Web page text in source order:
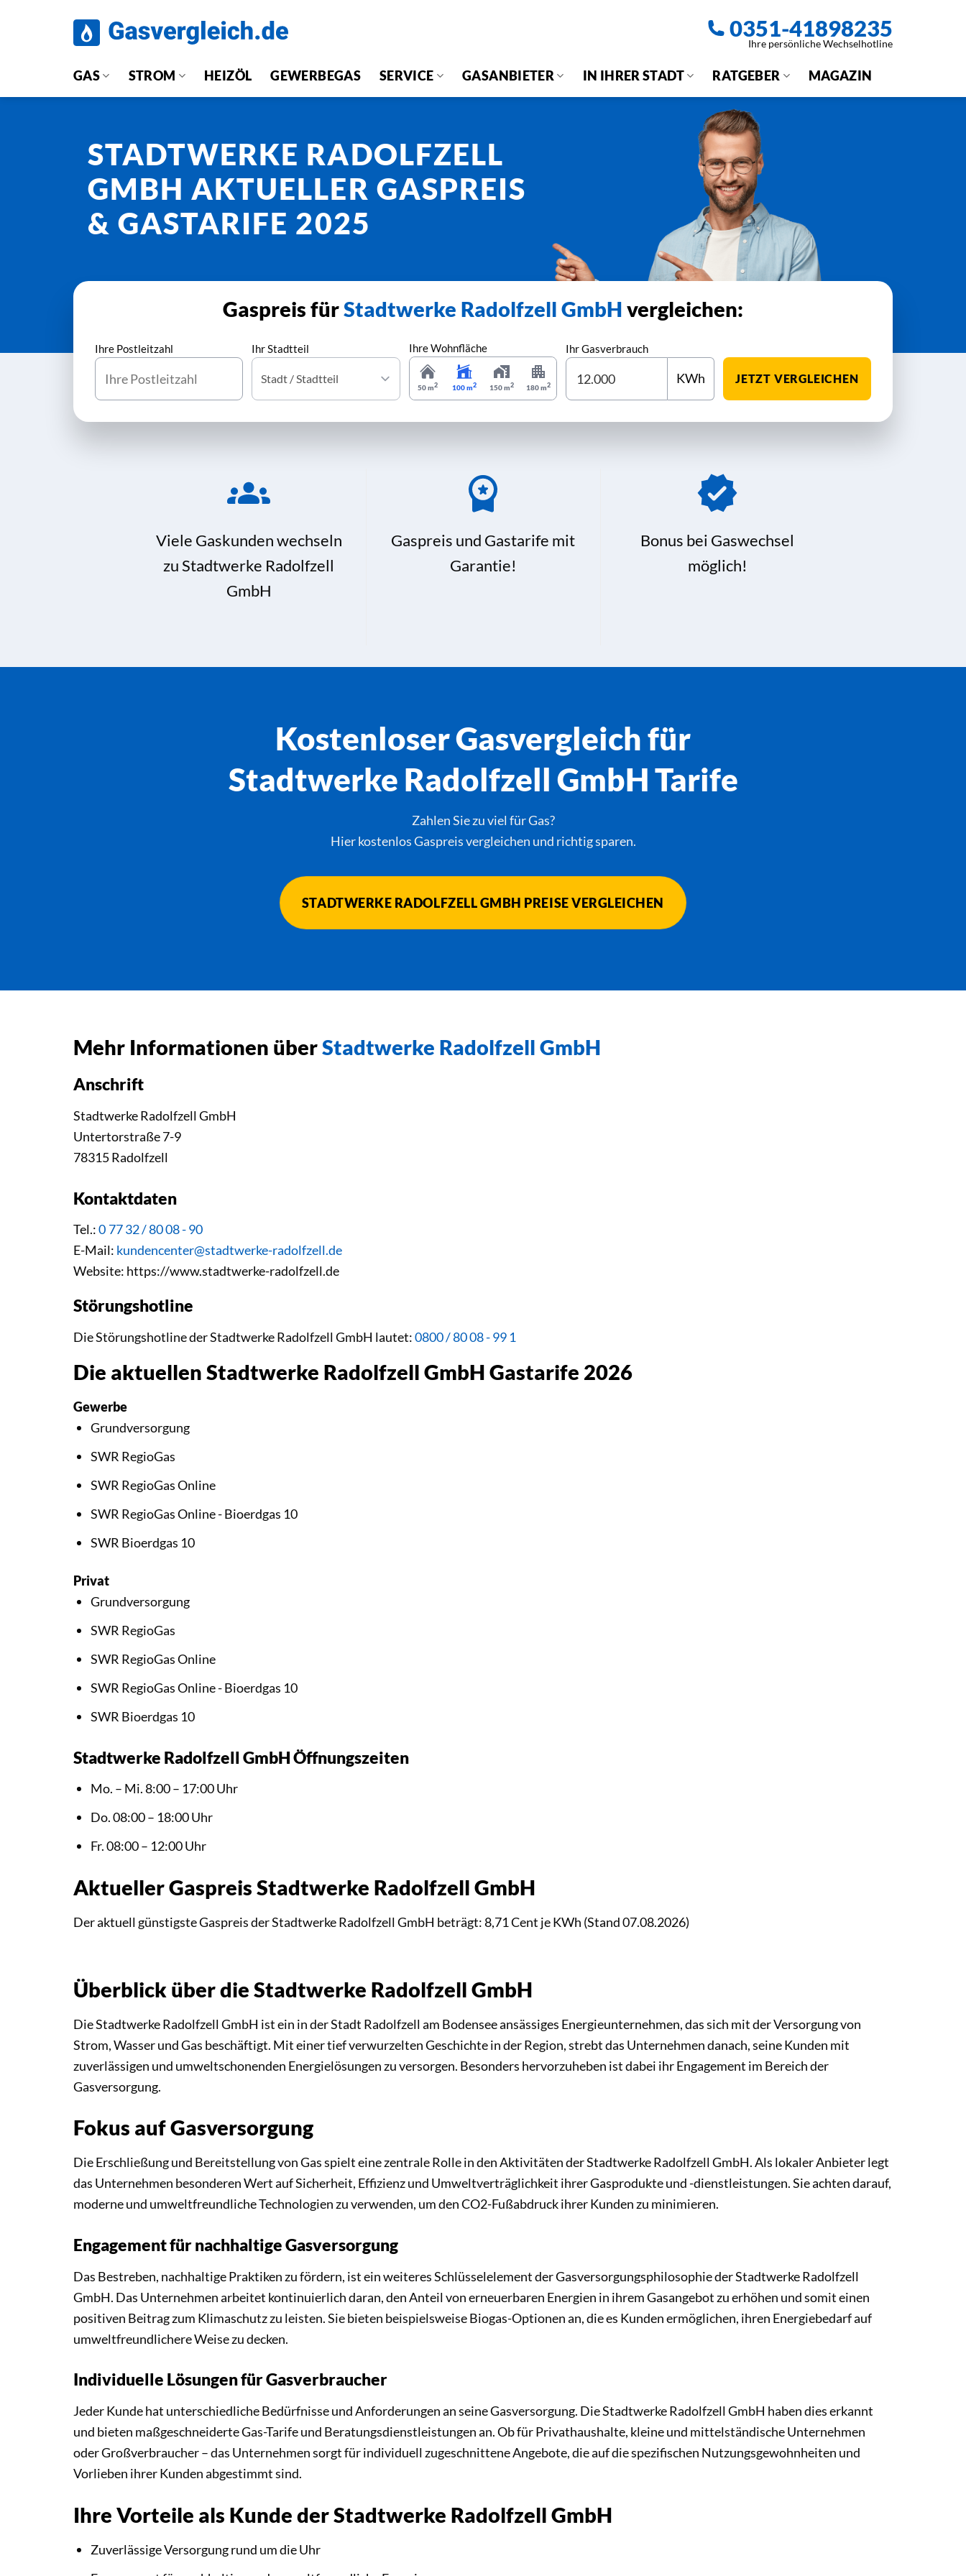
0351-41898235
Ihre persönliche Wechselhotline
GAS STROM HEIZÖL GEWERBEGAS SERVICE GASANBIETER IN IHRER STADT RATGEBER MAGAZIN
STADTWERKE RADOLFZELL
GMBH AKTUELLER GASPREIS
& GASTARIFE 2025
Gaspreis fürStadtwerke Radolfzell GmbH vergleichen:
Ihre Postleitzahl Ihr Stadtteil Ihre Wohnfläche
50 m2 100 m2 150 m2 180 m2
Ihr Gasverbrauch
KWh JETZT VERGLEICHEN
Viele Gaskunden wechseln
zu Stadtwerke Radolfzell
GmbH
Gaspreis und Gastarife mit
Garantie!
Bonus bei Gaswechsel
möglich!
Kostenloser Gasvergleich für
Stadtwerke Radolfzell GmbH Tarife
Zahlen Sie zu viel für Gas?
Hier kostenlos Gaspreis vergleichen und richtig sparen.
STADTWERKE RADOLFZELL GMBH PREISE VERGLEICHEN
Mehr Informationen überStadtwerke Radolfzell GmbH
Anschrift
Stadtwerke Radolfzell GmbH
Untertorstraße 7-9
78315 Radolfzell
Kontaktdaten
Tel.:0 77 32 / 80 08 - 90
E-Mail: kundencenter@stadtwerke-radolfzell.de
Website: https://www.stadtwerke-radolfzell.de
Störungshotline
Die Störungshotline der Stadtwerke Radolfzell GmbH lautet:0800 / 80 08 - 99 1
Die aktuellen Stadtwerke Radolfzell GmbH Gastarife 2026
Gewerbe
Grundversorgung
SWR RegioGas
SWR RegioGas Online
SWR RegioGas Online - Bioerdgas 10
SWR Bioerdgas 10
Privat
Grundversorgung
SWR RegioGas
SWR RegioGas Online
SWR RegioGas Online - Bioerdgas 10
SWR Bioerdgas 10
Stadtwerke Radolfzell GmbH Öffnungszeiten
Mo. – Mi. 8:00 – 17:00 Uhr
Do. 08:00 – 18:00 Uhr
Fr. 08:00 – 12:00 Uhr
Aktueller Gaspreis Stadtwerke Radolfzell GmbH
Der aktuell günstigste Gaspreis der Stadtwerke Radolfzell GmbH beträgt: 8,71 Cent je KWh (Stand 07.08.2026)
Überblick über die Stadtwerke Radolfzell GmbH
Die Stadtwerke Radolfzell GmbH ist ein in der Stadt Radolfzell am Bodensee ansässiges Energieunternehmen, das sich mit der Versorgung von
Strom, Wasser und Gas beschäftigt. Mit einer tief verwurzelten Geschichte in der Region, strebt das Unternehmen danach, seine Kunden mit
zuverlässigen und umweltschonenden Energielösungen zu versorgen. Besonders hervorzuheben ist dabei ihr Engagement im Bereich der
Gasversorgung.
Fokus auf Gasversorgung
Die Erschließung und Bereitstellung von Gas spielt eine zentrale Rolle in den Aktivitäten der Stadtwerke Radolfzell GmbH. Als lokaler Anbieter legt
das Unternehmen besonderen Wert auf Sicherheit, Effizienz und Umweltverträglichkeit ihrer Gasprodukte und -dienstleistungen. Sie achten darauf,
moderne und umweltfreundliche Technologien zu verwenden, um den CO2-Fußabdruck ihrer Kunden zu minimieren.
Engagement für nachhaltige Gasversorgung
Das Bestreben, nachhaltige Praktiken zu fördern, ist ein weiteres Schlüsselelement der Gasversorgungsphilosophie der Stadtwerke Radolfzell
GmbH. Das Unternehmen arbeitet kontinuierlich daran, den Anteil von erneuerbaren Energien in ihrem Gasangebot zu erhöhen und somit einen
positiven Beitrag zum Klimaschutz zu leisten. Sie bieten beispielsweise Biogas-Optionen an, die es Kunden ermöglichen, ihren Energiebedarf auf
umweltfreundlichere Weise zu decken.
Individuelle Lösungen für Gasverbraucher
Jeder Kunde hat unterschiedliche Bedürfnisse und Anforderungen an seine Gasversorgung. Die Stadtwerke Radolfzell GmbH haben dies erkannt
und bieten maßgeschneiderte Gas-Tarife und Beratungsdienstleistungen an. Ob für Privathaushalte, kleine und mittelständische Unternehmen
oder Großverbraucher – das Unternehmen sorgt für individuell zugeschnittene Angebote, die auf die spezifischen Nutzungsgewohnheiten und
Vorlieben ihrer Kunden abgestimmt sind.
Ihre Vorteile als Kunde der Stadtwerke Radolfzell GmbH
Zuverlässige Versorgung rund um die Uhr